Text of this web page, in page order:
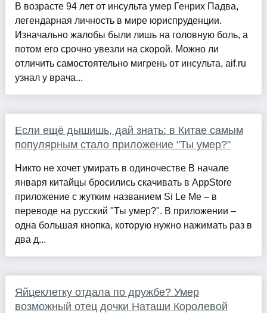
В возрасте 94 лет от инсульта умер Генрих Падва,
легендарная личность в мире юриспруденции.
Изначально жалобы были лишь на головную боль, а
потом его срочно увезли на скорой. Можно ли
отличить самостоятельно мигрень от инсульта, aif.ru
узнал у врача...
Если ещё дышишь, дай знать: в Китае самым
популярным стало приложение "Ты умер?"
Никто не хочет умирать в одиночестве В начале
января китайцы бросились скачивать в AppStore
приложение с жутким названием Si Le Me – в
переводе на русский "Ты умер?". В приложении –
одна большая кнопка, которую нужно нажимать раз в
два д...
Яйцеклетку отдала по дружбе? Умер
возможный отец дочки Наташи Королевой